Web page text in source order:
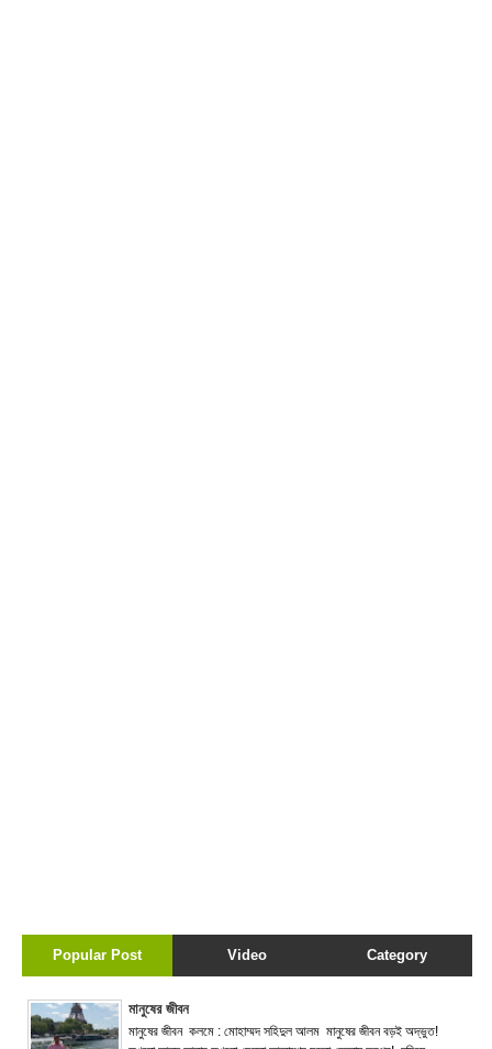
Popular Post Video Category
মানুষের জীবন
মানুষের জীবন কলমে : মোহাম্মদ সহিদুল আলম মানুষের জীবন বড়ই অদ্ভুত!